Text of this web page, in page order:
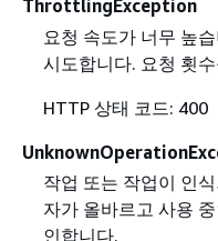
ThrottlingException
요청 속도가 너무 높
시도합니다. 요청 횟
HTTP 상태 코드: 400
작업 또는 작업이 인
자가 올바르고 사용
인합니다.